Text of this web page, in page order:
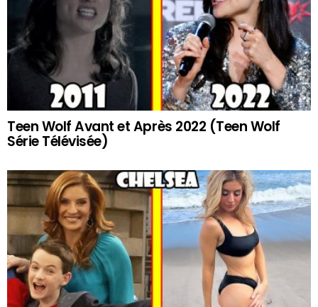
Teen Wolf Avant et Après 2022 (Teen Wolf
Série Télévisée)